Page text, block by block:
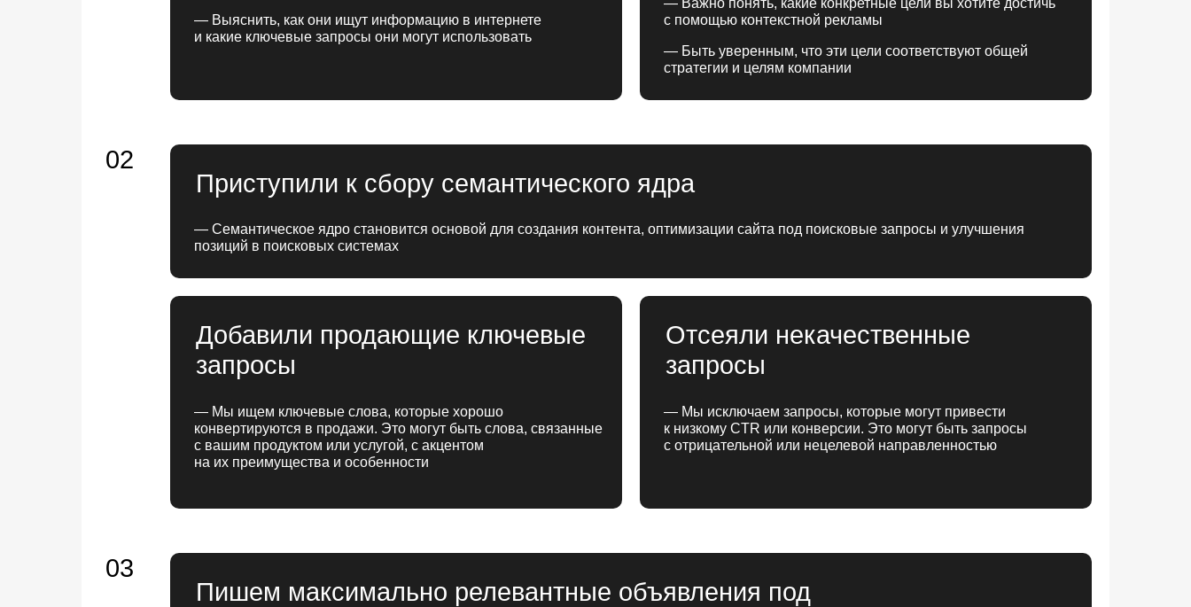
— Выяснить, как они ищут информацию в интернете
и какие ключевые запросы они могут использовать
— Важно понять, какие конкретные цели вы хотите достичь
с помощью контекстной рекламы
— Быть уверенным, что эти цели соответствуют общей
стратегии и целям компании
— Семантическое ядро становится основой для создания контента, оптимизации сайта под поисковые запросы и улучшения
позиций в поисковых системах
Приступили к сбору семантического ядра
02
— Мы ищем ключевые слова, которые хорошо
конвертируются в продажи. Это могут быть слова, связанные
с вашим продуктом или услугой, с акцентом
на их преимущества и особенности
Добавили продающие ключевые
запросы
— Мы исключаем запросы, которые могут привести
к низкому CTR или конверсии. Это могут быть запросы
с отрицательной или нецелевой направленностью
Отсеяли некачественные
запросы
Пишем максимально релевантные объявления под
03